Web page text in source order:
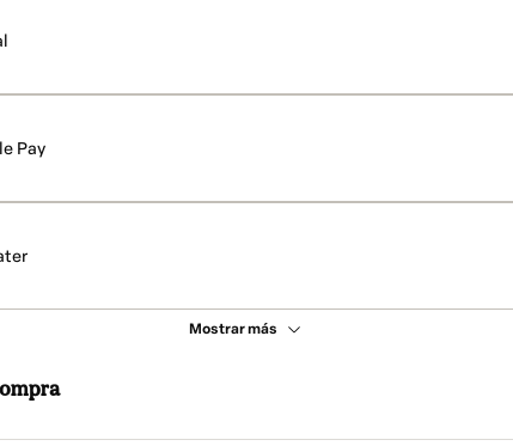
Pay
Mostrar más